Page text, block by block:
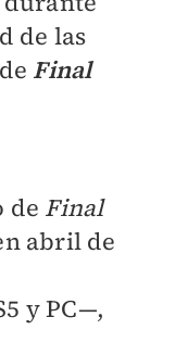
de las
Final
de Final
abril de
y PC—,